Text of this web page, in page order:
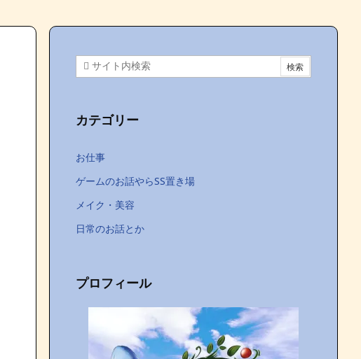
カテゴリー
お仕事
ゲームのお話やらSS置き場
メイク・美容
日常のお話とか
プロフィール